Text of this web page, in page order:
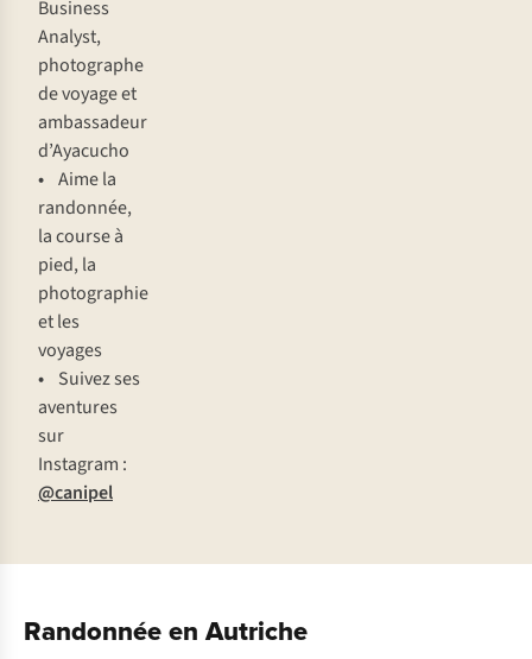
Business
Analyst,
photographe
de voyage et
ambassadeur
d’Ayacucho
• Aime la
randonnée,
la course à
pied, la
photographie
et les
voyages
• Suivez ses
aventures
sur
Instagram :
@canipel
Randonnée en Autriche